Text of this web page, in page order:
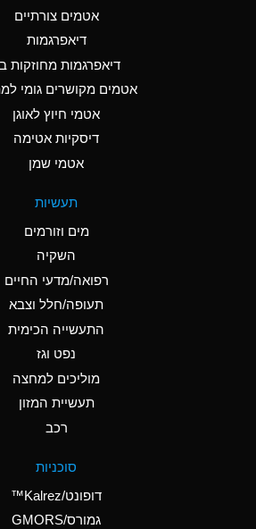
Ammonia Anhydrous
C
Ammonia Gas (cold)
A
Ammonia Gas (hot)
Ammonium Hydroxide
A
Ammonium Nitrate
Ammonium Nitrite
Ammonium Persulfate
Ammonium Phosphate
A
אטמים צורתיים
דיאפרגמות
דיאפרגמות מחוזקות
אטמים מקושרים גומי
אטמי חיוץ לאוגן
דיסקיות אטימה
אטמי שמן
תעשיות
מים וזורמים
השקיה
רפואה/מדעי החיים
תעופה/חלל וצבא
התעשייה הכימית
נפט וגז
מוליכים למחצה
תעשיית המזון
רכב
סוכניות
דופונט/Kalrez™
גמורס/GMORS